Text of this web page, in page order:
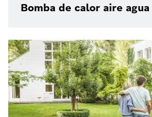
Bomba de calor aire agua